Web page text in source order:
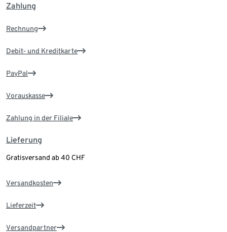
Zahlung
Rechnung
Debit- und Kreditkarte
PayPal
Vorauskasse
Zahlung in der Filiale
Lieferung
Gratisversand ab 40 CHF
Versandkosten
Lieferzeit
Versandpartner